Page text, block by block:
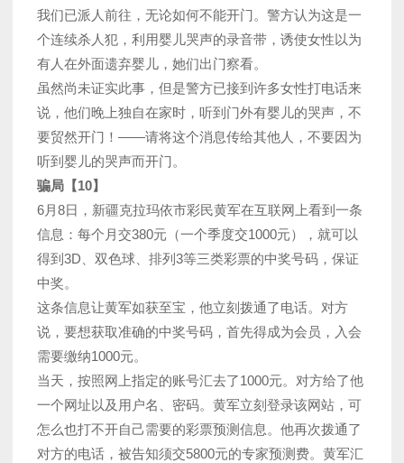
我们已派人前往，无论如何不能开门。警方认为这是一
个连续杀人犯，利用婴儿哭声的录音带，诱使女性以为
有人在外面遗弃婴儿，她们出门察看。
虽然尚未证实此事，但是警方已接到许多女性打电话来
说，他们晚上独自在家时，听到门外有婴儿的哭声，不
要贸然开门！——请将这个消息传给其他人，不要因为
听到婴儿的哭声而开门。
骗局【10】
6月8日，新疆克拉玛依市彩民黄军在互联网上看到一条
信息：每个月交380元（一个季度交1000元），就可以
得到3D、双色球、排列3等三类彩票的中奖号码，保证
中奖。
这条信息让黄军如获至宝，他立刻拨通了电话。对方
说，要想获取准确的中奖号码，首先得成为会员，入会
需要缴纳1000元。
当天，按照网上指定的账号汇去了1000元。对方给了他
一个网址以及用户名、密码。黄军立刻登录该网站，可
怎么也打不开自己需要的彩票预测信息。他再次拨通了
对方的电话，被告知须交5800元的专家预测费。黄军汇